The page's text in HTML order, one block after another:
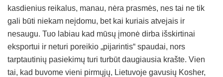
kasdienius reikalus, manau, nėra prasmės, nes tai ne tik
gali būti niekam neįdomu, bet kai kuriais atvejais ir
nesaugu. Tuo labiau kad mūsų įmonė dirba išskirtinai
eksportui ir neturi poreikio „pijarintis“ spaudai, nors
tarptautinių pasiekimų turi turbūt daugiausia krašte. Vien
tai, kad buvome vieni pirmųjų, Lietuvoje gavusių Kosher,